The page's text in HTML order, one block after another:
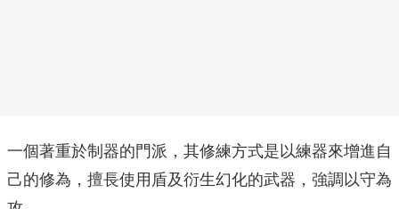
一個著重於制器的門派，其修練方式是以練器來增進自
己的修為，擅長使用盾及衍生幻化的武器，強調以守為